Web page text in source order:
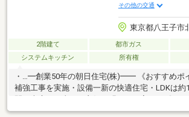
その他の交通
東京都八王子市
2階建て 都市ガス
システムキッチン
所有権
・…━創業50年の朝日住宅(株)━━ 《おすすめポ
補強工事を実施・設備一新の快適住宅・LDKは約
ム内容》・外壁屋根塗装 ・耐震補強工事 ・シ